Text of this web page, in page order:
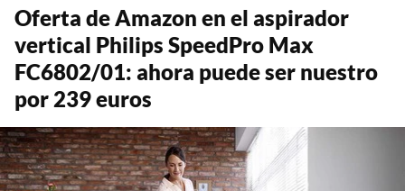
Oferta de Amazon en el aspirador
vertical Philips SpeedPro Max
FC6802/01: ahora puede ser nuestro
por 239 euros